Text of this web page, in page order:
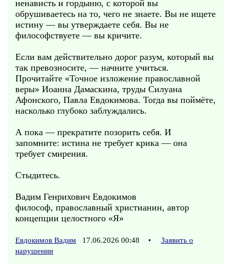
ненависть и гордыню, с которой вы
обрушиваетесь на то, чего не знаете. Вы не ищете
истину — вы утверждаете себя. Вы не
философствуете — вы кричите.
Если вам действительно дорог разум, который вы
так превозносите, — начните учиться.
Прочитайте «Точное изложение православной
веры» Иоанна Дамаскина, труды Силуана
Афонского, Павла Евдокимова. Тогда вы поймёте,
насколько глубоко заблуждались.
А пока — прекратите позорить себя. И
запомните: истина не требует крика — она
требует смирения.
Стыдитесь.
Вадим Генрихович Евдокимов
философ, православный христианин, автор
концепции целостного «Я»
Евдокимов Вадим 17.06.2026 00:48 •
Заявить о
нарушении